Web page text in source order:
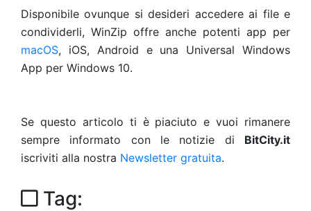
Disponibile ovunque si desideri accedere ai file e
condividerli, WinZip offre anche potenti app per
macOS, iOS, Android e una Universal Windows
App per Windows 10.
Se questo articolo ti è piaciuto e vuoi rimanere
sempre informato con le notizie di BitCity.it
iscriviti alla nostra Newsletter gratuita.
Tag: